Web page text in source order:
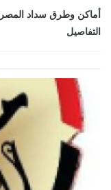
التفاصيل